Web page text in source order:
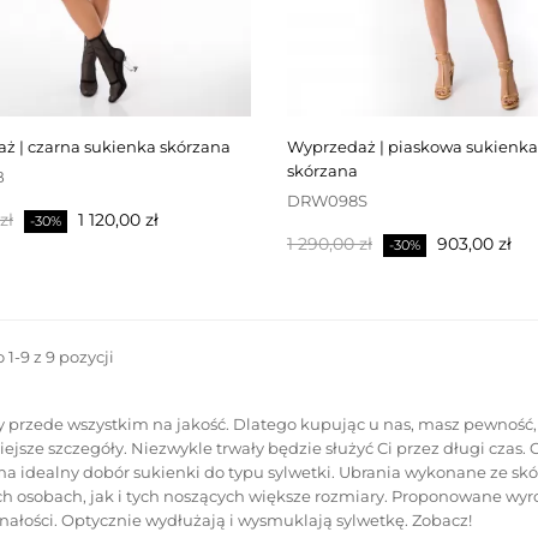
| czarna sukienka skórzana
-30% Cena
1 120,00 zł
wyprzedaż | piaskowa sukienka
skórzana
DRW098S
Cena
1 290,00 zł -30% Cena
903,00 zł
1-9 z 9 pozycji
przede wszystkim na jakość. Dlatego kupując u nas, masz
szczegóły. Niezwykle trwały będzie służyć Ci przez długi
idealny dobór sukienki do typu sylwetki. Ubrania wykonane ze
osobach, jak i tych noszących większe rozmiary. Proponowane
Optycznie wydłużają i wysmuklają sylwetkę. Zobacz!